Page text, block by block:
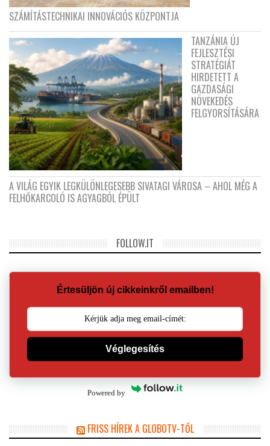
SZÁMÍTÁSTECHNIKAI INNOVÁCIÓS KÖZPONTJA
TANZÁNIA ÚJ
FEJLESZTÉSI
STRATÉGIÁT
HIRDETETT A
GAZDASÁGI
NÖVEKEDÉS
FELGYORSÍTÁSÁRA
A VILÁG EGYIK LEGKÜLÖNLEGESEBB SIVATAGI VÁROSA – AHOL MÉG A
FELHŐKARCOLÓ IS AGYAGBÓL ÉPÜLT
FOLLOW.IT
Értesüljön új cikkeinkről emailben!
Véglegesítés
Powered by
FRISS HÍREK A GLOBOTV-TŐL